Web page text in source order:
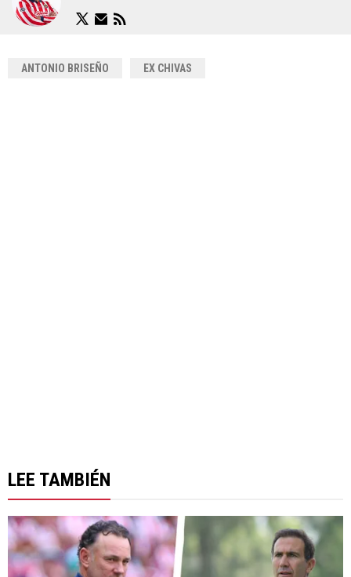
ANTONIO BRISEÑO EX CHIVAS
LEE TAMBIÉN